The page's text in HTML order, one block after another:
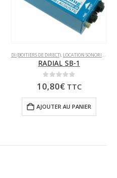
DI (BOITIERS DE DIRECT), LOCATION SONORISATION
RADIAL SB-1
0 sur 5
10,80€ TTC
AJOUTER AU PANIER